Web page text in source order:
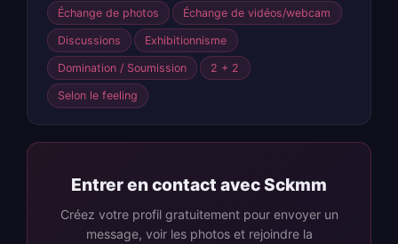
Échange de photos Échange de vidéos/webcam
Discussions Exhibitionnisme
Domination / Soumission 2 + 2
Selon le feeling
Entrer en contact avec Sckmm
Créez votre profil gratuitement pour envoyer un
message, voir les photos et rejoindre la